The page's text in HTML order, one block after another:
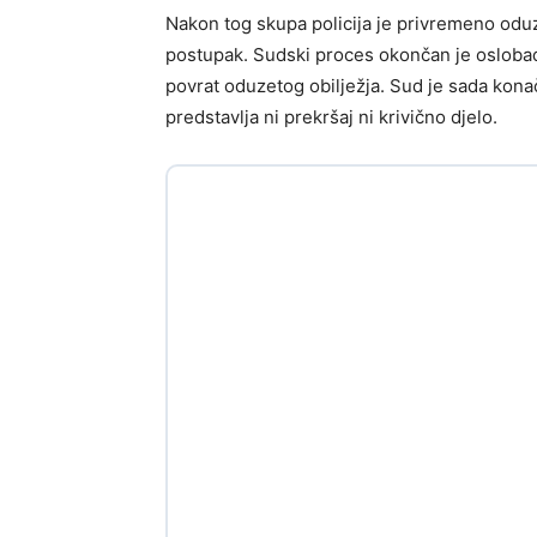
Nakon tog skupa policija je privremeno
postupak. Sudski proces okončan je
povrat oduzetog obilježja. Sud je sada
predstavlja ni prekršaj ni krivično djelo.